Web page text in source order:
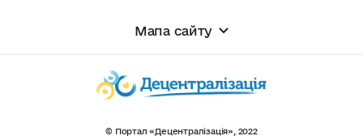
Мапа сайту
© Портал «Децентралізація», 2022